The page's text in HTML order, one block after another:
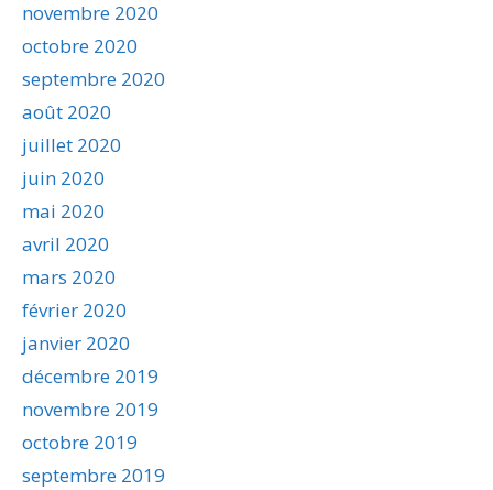
novembre 2020
octobre 2020
septembre 2020
août 2020
juillet 2020
juin 2020
mai 2020
avril 2020
mars 2020
février 2020
janvier 2020
décembre 2019
novembre 2019
octobre 2019
septembre 2019